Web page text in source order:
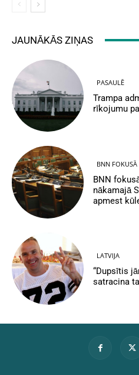
JAUNĀKĀS ZIŅAS
PASAULĒ
Trampa
rīkojumu
BNN FOKUSĀ
BNN
nākamajā
apmest
LATVIJA
“Dupsītis
satracina